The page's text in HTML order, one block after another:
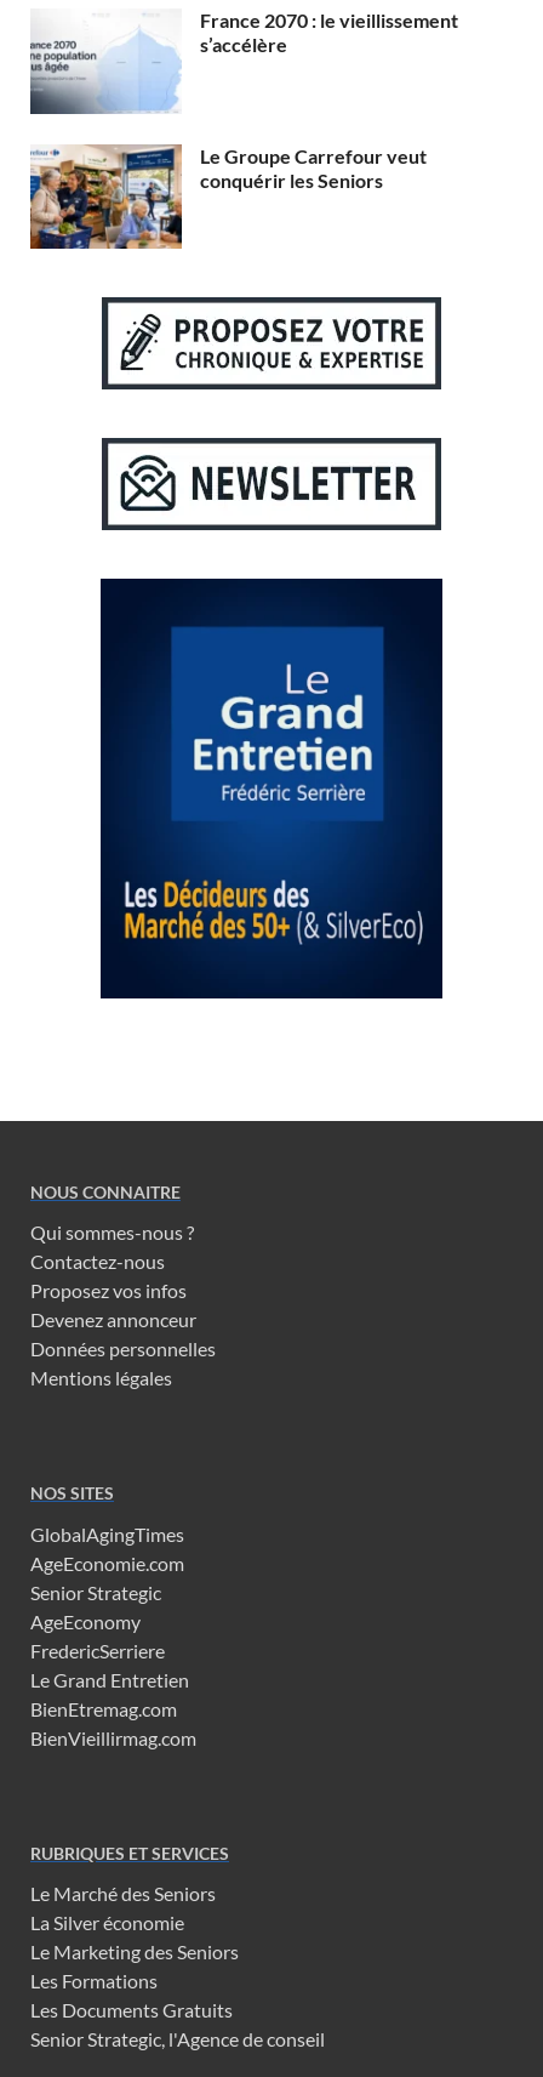
France 2070 : le vieillissement
s’accélère
Le Groupe Carrefour veut
conquérir les Seniors
NOUS CONNAITRE
Qui sommes-nous ?
Contactez-nous
Proposez vos infos
Devenez annonceur
Données personnelles
Mentions légales
NOS SITES
GlobalAgingTimes
AgeEconomie.com
Senior Strategic
AgeEconomy
FredericSerriere
Le Grand Entretien
BienEtremag.com
BienVieillirmag.com
RUBRIQUES ET SERVICES
Le Marché des Seniors
La Silver économie
Le Marketing des Seniors
Les Formations
Les Documents Gratuits
Senior Strategic, l'Agence de conseil